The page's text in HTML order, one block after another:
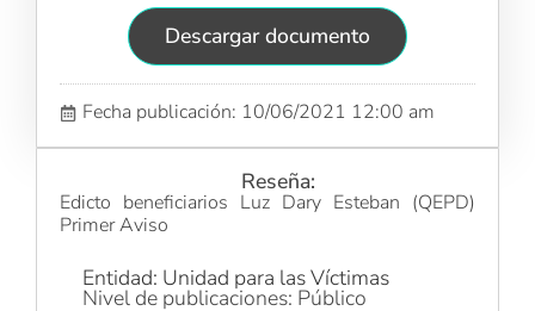
Descargar documento
Fecha publicación: 10/06/2021 12:00 am
Reseña:
Edicto beneficiarios Luz Dary Esteban (QEPD)
Primer Aviso
Entidad: Unidad para las Víctimas
Nivel de publicaciones: Público